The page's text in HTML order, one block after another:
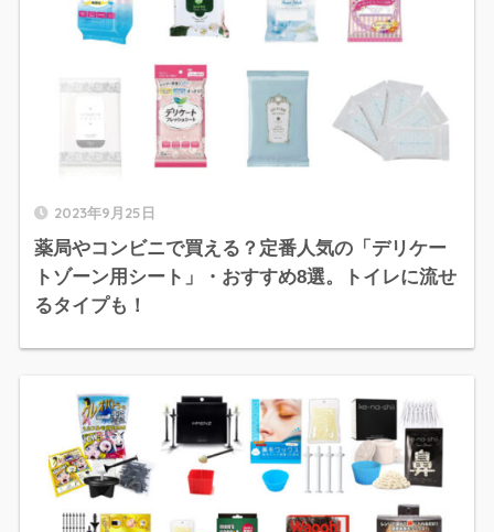
2023年9月25日
薬局やコンビニで買える？定番人気の「デリケー
トゾーン用シート」・おすすめ8選。トイレに流せ
るタイプも！